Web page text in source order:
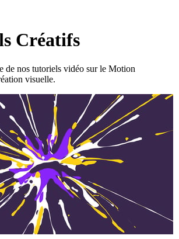
Créatifs
de nos tutoriels vidéo sur le Motion
visuelle.